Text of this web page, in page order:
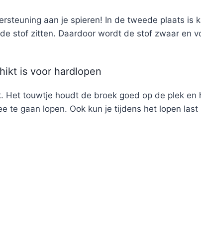
aan je spieren! In de tweede plaats is
stof zitten. Daardoor wordt de stof zwaar en
is voor hardlopen
touwtje houdt de broek goed op de plek
te gaan lopen. Ook kun je tijdens het lopen